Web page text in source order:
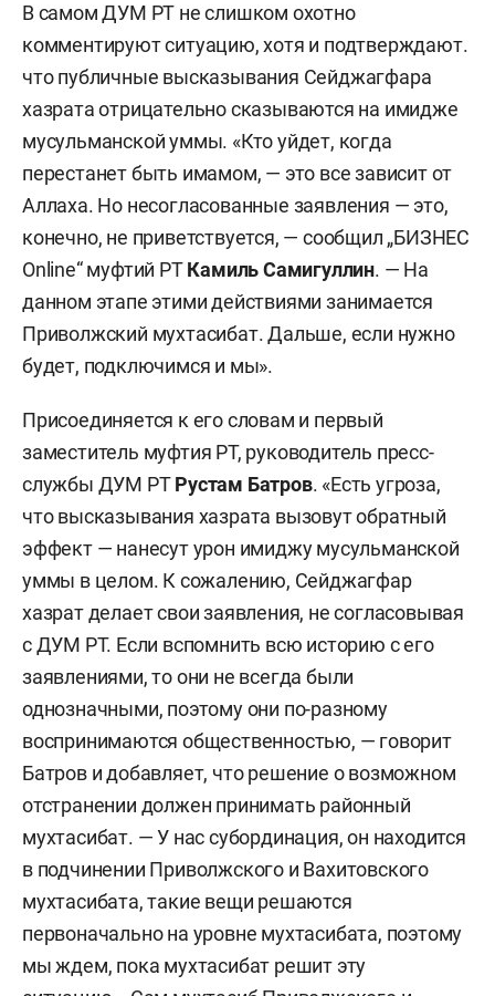
В самом ДУМ РТ не слишком охотно
комментируют ситуацию, хотя и подтверждают.
что публичные высказывания Сейджагфара
хазрата отрицательно сказываются на имидже
мусульманской уммы. «Кто уйдет, когда
перестанет быть имамом, — это все зависит от
Аллаха. Но несогласованные заявления — это,
конечно, не приветствуется, — сообщил „БИЗНЕС
Online“ муфтий РТКамиль Самигуллин. — На
данном этапе этими действиями занимается
Приволжский мухтасибат. Дальше, если нужно
будет, подключимся и мы».
Присоединяется к его словам и первый
заместитель муфтия РТ, руководитель пресс-
службы ДУМ РТРустам Батров. «Есть угроза,
что высказывания хазрата вызовут обратный
эффект — нанесут урон имиджу мусульманской
уммы в целом. К сожалению, Сейджагфар
хазрат делает свои заявления, не согласовывая
с ДУМ РТ. Если вспомнить всю историю с его
заявлениями, то они не всегда были
однозначными, поэтому они по-разному
воспринимаются общественностью, — говорит
Батров и добавляет, что решение о возможном
отстранении должен принимать районный
мухтасибат. — У нас субординация, он находится
в подчинении Приволжского и Вахитовского
мухтасибата, такие вещи решаются
первоначально на уровне мухтасибата, поэтому
мы ждем, пока мухтасибат решит эту